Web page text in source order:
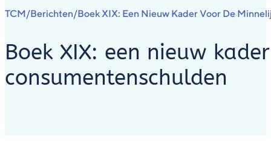
TCM/Berichten/Boek XIX: Een Nieuw Kader Voor De
Boek XIX: een nieuw
consumentenschulden